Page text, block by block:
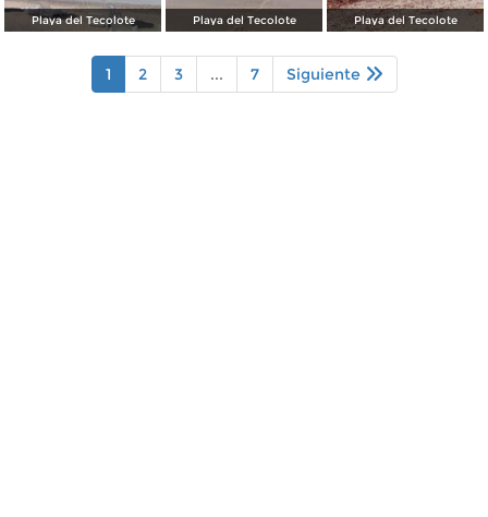
Playa del Tecolote Playa del Tecolote Playa del Tecolote
1 2 3 ... 7 Siguiente